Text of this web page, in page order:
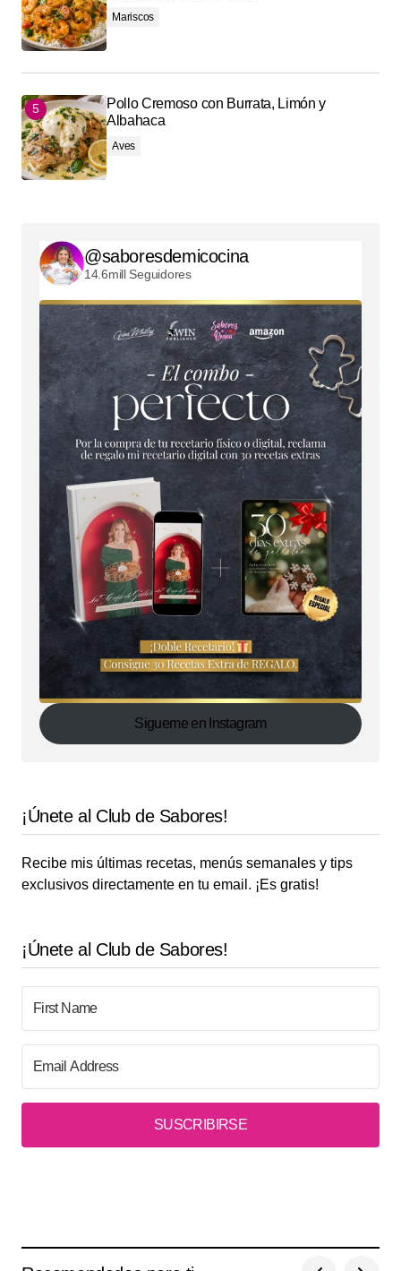
Mariscos
Pollo Cremoso con Burrata, Limón y
Albahaca
Aves
@saboresdemicocina
14.6mill Seguidores
Sigueme en Instagram
¡Únete al Club de Sabores!
Recibe mis últimas recetas, menús semanales y tips
exclusivos directamente en tu email. ¡Es gratis!
¡Únete al Club de Sabores!
SUSCRIBIRSE